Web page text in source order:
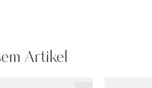
Artikel